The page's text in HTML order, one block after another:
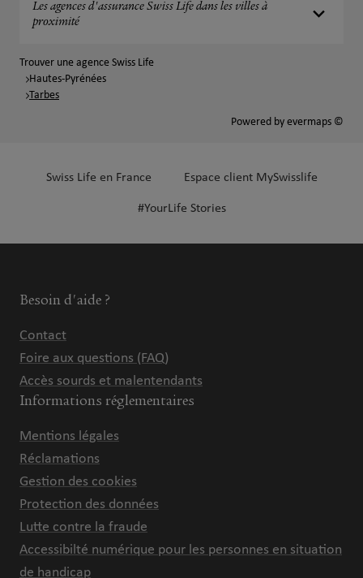
Les agences d'assurance Swiss Life dans les villes à
proximité
Trouver une agence Swiss Life
Hautes-Pyrénées
Tarbes
Powered by evermaps ©
Swiss Life en France Espace client MySwisslife
#YourLife Stories
Besoin d'aide ?
Contact
Foire aux questions (FAQ)
Accès sourds et malentendants
Informations réglementaires
Mentions légales
Réclamations
Gestion des cookies
Protection des données
Lutte contre la fraude
Accessibilté numérique pour les personnes en situation
de handicap